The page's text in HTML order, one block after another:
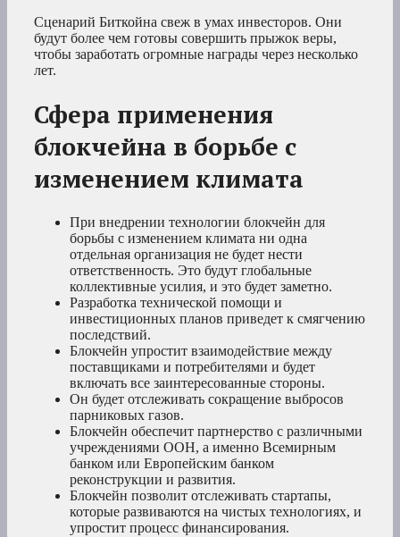
Сценарий Биткойна свеж в умах инвесторов. Они
будут более чем готовы совершить прыжок веры,
чтобы заработать огромные награды через несколько
лет.
Сфера применения
блокчейна в борьбе с
изменением климата
При внедрении технологии блокчейн для
борьбы с изменением климата ни одна
отдельная организация не будет нести
ответственность. Это будут глобальные
коллективные усилия, и это будет заметно.
Разработка технической помощи и
инвестиционных планов приведет к смягчению
последствий.
Блокчейн упростит взаимодействие между
поставщиками и потребителями и будет
включать все заинтересованные стороны.
Он будет отслеживать сокращение выбросов
парниковых газов.
Блокчейн обеспечит партнерство с различными
учреждениями ООН, а именно Всемирным
банком или Европейским банком
реконструкции и развития.
Блокчейн позволит отслеживать стартапы,
которые развиваются на чистых технологиях, и
упростит процесс финансирования.